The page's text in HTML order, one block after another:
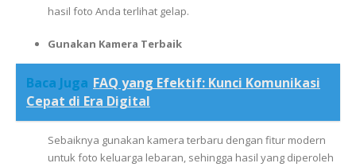
hasil foto Anda terlihat gelap.
Gunakan Kamera Terbaik
Baca Juga FAQ yang Efektif: Kunci Komunikasi
Cepat di Era Digital
Sebaiknya gunakan kamera terbaru dengan fitur modern
untuk foto keluarga lebaran, sehingga hasil yang diperoleh